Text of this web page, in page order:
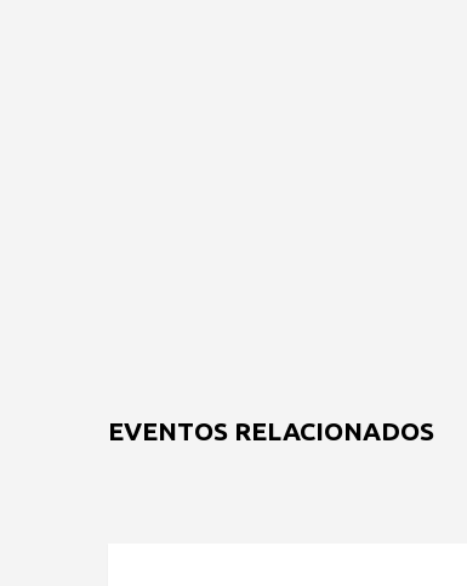
EVENTOS RELACIONADOS